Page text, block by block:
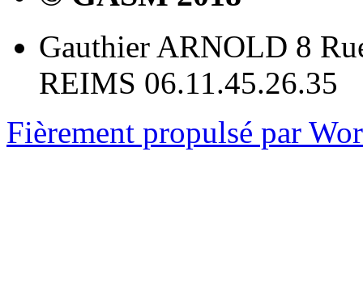
Gauthier ARNOLD 8
REIMS 06.11.45.26.35
Fièrement propulsé par